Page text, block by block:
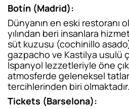
Botín (Madrid):
Dünyanın en eski restoranı
yılından beri insanlara
süt kuzusu (cochinillo
gazpacho ve Kastilya usulü
İspanyol lezzetleriyle öne
atmosferde geleneksel tatlar
tercihlerinden biri olmaktadır.
Tickets (Barselona):